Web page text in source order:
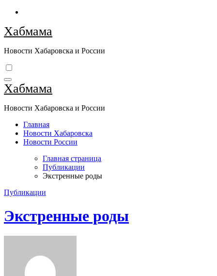
Перейти
содержимому
Хабмама
Новости Хабаровска и России
Хабмама
Новости Хабаровска и России
Главная
Новости Хабаровска
Новости России
Главная страница
Публикации
Экстренные роды
Публикации
Экстренные роды